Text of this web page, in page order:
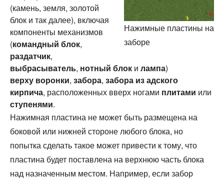
Нажимные пластины на
заборе
(камень, земля, золотой
блок и так далее), включая
компоненты механизмов
(командный блок,
раздатчик,
выбрасыватель, нотный блок и лампа)
верху воронки, забора, забора из адского
кирпича, расположенных вверх ногами плитами или
ступенями.
Нажимная пластина не может быть размещена на
боковой или нижней стороне любого блока, но
попытка сделать такое может привести к тому, что
пластина будет поставлена на верхнюю часть блока
над назначенным местом. Например, если забор